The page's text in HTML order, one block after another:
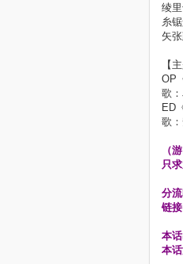
绫
糸
矢
【
OP
歌
ED
歌
（
只
分
链
本
本